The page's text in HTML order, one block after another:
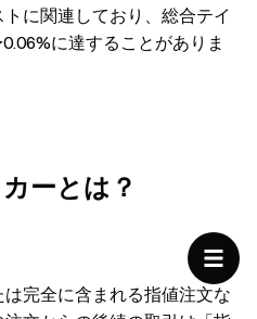
に関連しており、総合テイ
に達することがありま
ーとは？
完全に含まれる指値注文な